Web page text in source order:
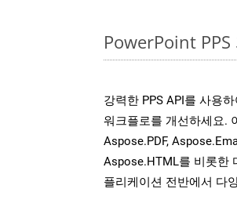
PowerPoint
강력한 PPS API를 사용
워크플로를 개선하세요.
Aspose.PDF,
Aspose.HTML를 비롯한
플리케이션 전반에서 다